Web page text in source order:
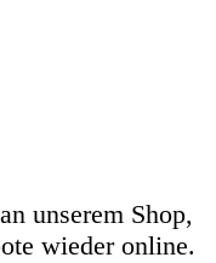
unserem Shop,
wieder online.